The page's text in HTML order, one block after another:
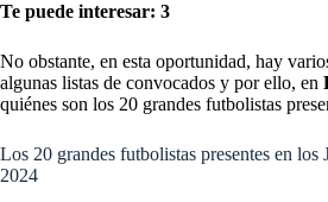
Te puede interesar: 3
No obstante, en esta oportunidad, hay
algunas listas de convocados y por ello, en
quiénes son los 20 grandes futbolistas
Los 20 grandes futbolistas presentes en los
2024